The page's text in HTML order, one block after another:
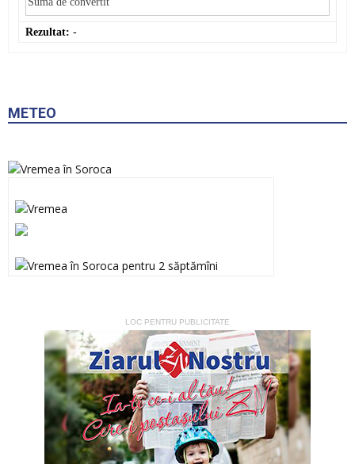
Rezultat: -
METEO
LOC PENTRU PUBLICITATE